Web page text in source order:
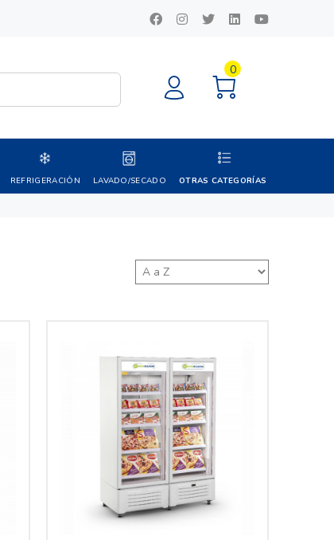
0
REFRIGERACIÓN LAVADO/SECADO OTRAS CATEGORÍAS